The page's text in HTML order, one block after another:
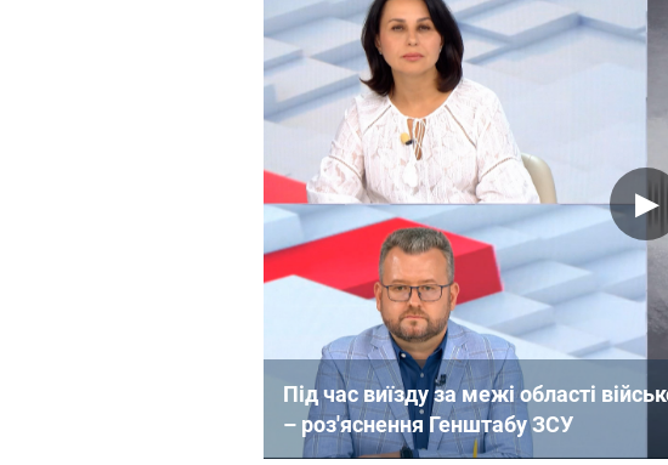
Під час виїзду за межі області
– роз'яснення Генштабу ЗСУ